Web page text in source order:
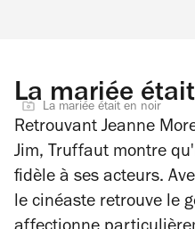
La mariée
La mariée était en noir
Retrouvant Jeanne
Jim, Truffaut montre
fidèle à ses acteurs.
le cinéaste retrouve le